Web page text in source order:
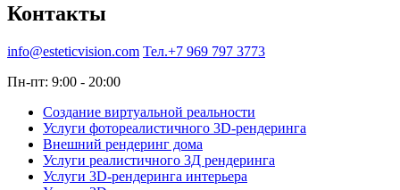
Контакты
info@esteticvision.com Тел.+7 969 797 3773
Пн-пт: 9:00 - 20:00
Создание виртуальной реальности
Услуги фотореалистичного 3D-рендеринга
Внешний рендеринг дома
Услуги реалистичного 3Д рендеринга
Услуги 3D-рендеринга интерьера